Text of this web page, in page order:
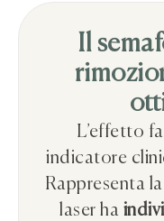
Il
L’effetto
indicatore
Rappresenta
laser ha